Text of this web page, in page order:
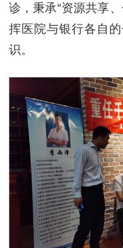
诊，秉承“资源共享
挥医院与银行各自
识。